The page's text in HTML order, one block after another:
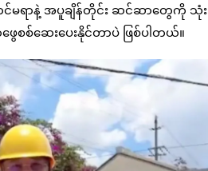
မရာနဲ့ အပူချိန်တိုင်း ဆင်ဆာတွေကို သုံး
စစ်ဆေးပေးနိုင်တာပဲ ဖြစ်ပါတယ်။